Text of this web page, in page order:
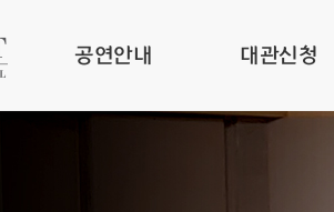
공연안내 대관신청